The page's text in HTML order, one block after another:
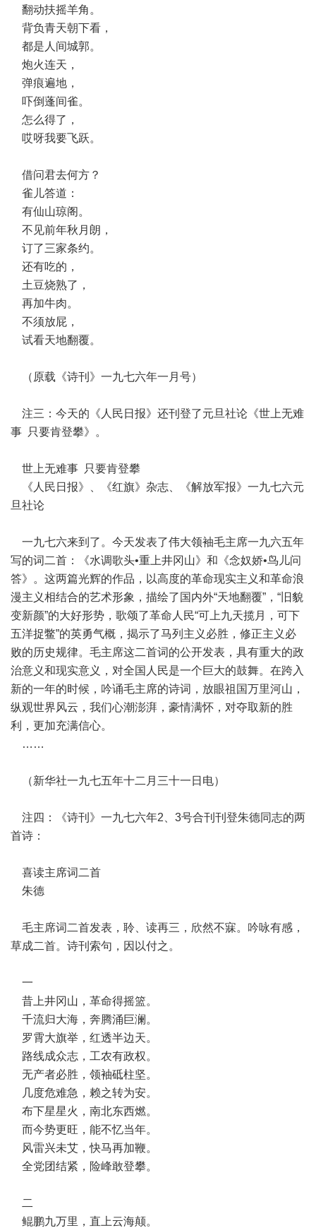
翻动扶摇羊角。
背负青天朝下看，
都是人间城郭。
炮火连天，
弹痕遍地，
吓倒蓬间雀。
怎么得了，
哎呀我要飞跃。
借问君去何方？
雀儿答道：
有仙山琼阁。
不见前年秋月朗，
订了三家条约。
还有吃的，
土豆烧熟了，
再加牛肉。
不须放屁，
试看天地翻覆。
（原载《诗刊》一九七六年一月号）
注三：今天的《人民日报》还刊登了元旦社论《世上无难
事 只要肯登攀》。
世上无难事 只要肯登攀
《人民日报》、《红旗》杂志、《解放军报》一九七六元
旦社论
一九七六来到了。今天发表了伟大领袖毛主席一九六五年
写的词二首：《水调歌头•重上井冈山》和《念奴娇•鸟儿问
答》。这两篇光辉的作品，以高度的革命现实主义和革命浪
漫主义相结合的艺术形象，描绘了国内外“天地翻覆”，“旧貌
变新颜”的大好形势，歌颂了革命人民“可上九天揽月，可下
五洋捉鳖”的英勇气概，揭示了马列主义必胜，修正主义必
败的历史规律。毛主席这二首词的公开发表，具有重大的政
治意义和现实意义，对全国人民是一个巨大的鼓舞。在跨入
新的一年的时候，吟诵毛主席的诗词，放眼祖国万里河山，
纵观世界风云，我们心潮澎湃，豪情满怀，对夺取新的胜
利，更加充满信心。
……
（新华社一九七五年十二月三十一日电）
注四：《诗刊》一九七六年2、3号合刊刊登朱德同志的两
首诗：
喜读主席词二首
朱德
毛主席词二首发表，聆、读再三，欣然不寐。吟咏有感，
草成二首。诗刊索句，因以付之。
一
昔上井冈山，革命得摇篮。
千流归大海，奔腾涌巨澜。
罗霄大旗举，红透半边天。
路线成众志，工农有政权。
无产者必胜，领袖砥柱坚。
几度危难急，赖之转为安。
布下星星火，南北东西燃。
而今势更旺，能不忆当年。
风雷兴未艾，快马再加鞭。
全党团结紧，险峰敢登攀。
二
鲲鹏九万里，直上云海颠。